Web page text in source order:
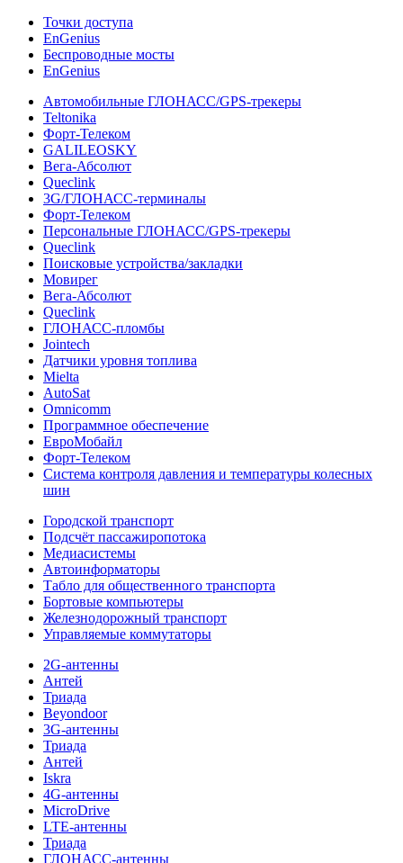
Точки доступа
EnGenius
Беспроводные мосты
EnGenius
Автомобильные ГЛОНАСС/GPS-трекеры
Teltonika
Форт-Телеком
GALILEOSKY
Вега-Абсолют
Queclink
3G/ГЛОНАСС-терминалы
Форт-Телеком
Персональные ГЛОНАСС/GPS-трекеры
Queclink
Поисковые устройства/закладки
Мовирег
Вега-Абсолют
Queclink
ГЛОНАСС-пломбы
Jointech
Датчики уровня топлива
Mielta
AutoSat
Omnicomm
Программное обеспечение
ЕвроМобайл
Форт-Телеком
Система контроля давления и температуры колесных
шин
Городской транспорт
Подсчёт пассажиропотока
Медиасистемы
Автоинформаторы
Табло для общественного транспорта
Бортовые компьютеры
Железнодорожный транспорт
Управляемые коммутаторы
2G-антенны
Антей
Триада
Beyondoor
3G-антенны
Триада
Антей
Iskra
4G-антенны
MicroDrive
LTE-антенны
Триада
ГЛОНАСС-антенны